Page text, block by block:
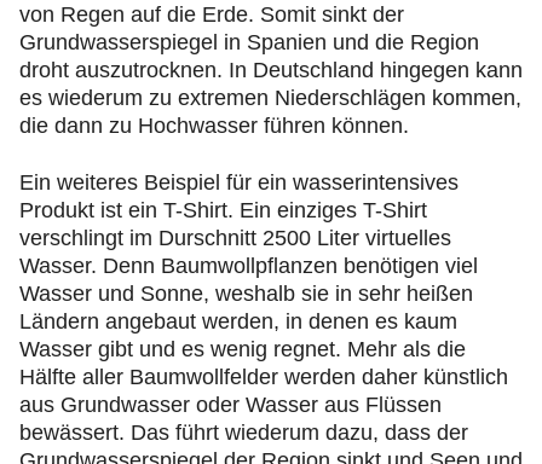
von Regen auf die Erde. Somit sinkt der
Grundwasserspiegel in Spanien und die Region
droht auszutrocknen. In Deutschland hingegen kann
es wiederum zu extremen Niederschlägen kommen,
die dann zu Hochwasser führen können.
Ein weiteres Beispiel für ein wasserintensives
Produkt ist ein T-Shirt. Ein einziges T-Shirt
verschlingt im Durschnitt 2500 Liter virtuelles
Wasser. Denn Baumwollpflanzen benötigen viel
Wasser und Sonne, weshalb sie in sehr heißen
Ländern angebaut werden, in denen es kaum
Wasser gibt und es wenig regnet. Mehr als die
Hälfte aller Baumwollfelder werden daher künstlich
aus Grundwasser oder Wasser aus Flüssen
bewässert. Das führt wiederum dazu, dass der